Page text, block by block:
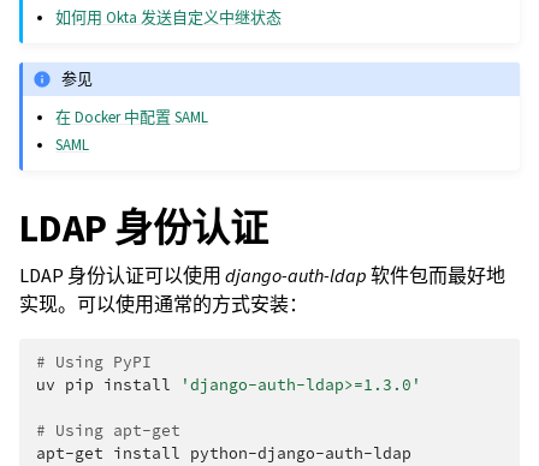
如何用 Okta 发送自定义中继状态
参见
在 Docker 中配置 SAML
SAML
LDAP 身份认证
LDAP 身份认证可以使用 django-auth-ldap软件包而最好地
实现。可以使用通常的方式安装：
# Using PyPI
uv pip install 'django-auth-ldap>=1.3.0'
# Using apt-get
apt-get install